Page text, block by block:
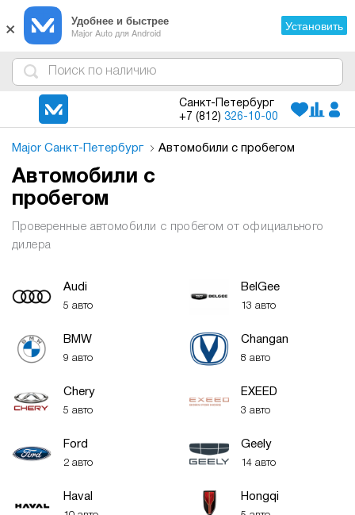
4
1
3
2
Санкт-Петербург
+7 (812) 326-10-00
Major Санкт-Петербург Автомобили с пробегом
Автомобили с
пробегом
Проверенные автомобили с пробегом от официального
дилера
Audi
5 авто
BelGee
13 авто
BMW
9 авто
Changan
8 авто
Chery
5 авто
EXEED
3 авто
Ford
2 авто
Geely
14 авто
Haval Hongqi
× Удобнее и быстрее
Major Auto для Android Установить